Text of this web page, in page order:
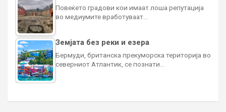
Повеќето градови кои имаат лоша репутација
во медиумите вработуваат…
Земјата без реки и езера
Бермуди, британска прекуморска територија во
северниот Атлантик, се познати…